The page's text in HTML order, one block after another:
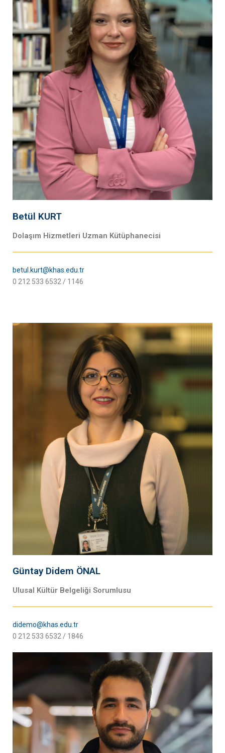
Betül KURT
Dolaşım Hizmetleri Uzman Kütüphanecisi
betul.kurt@khas.edu.tr
0 212 533 6532 / 1146
Güntay Didem ÖNAL
Ulusal Kültür Belgeliği Sorumlusu
didemo@khas.edu.tr
0 212 533 6532 / 1846